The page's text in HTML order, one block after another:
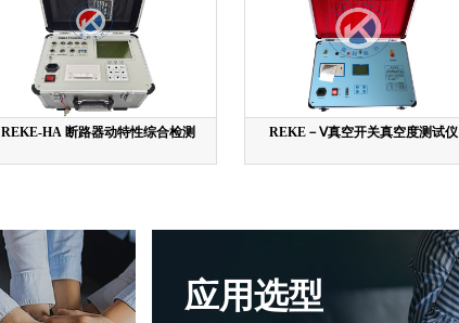
REKE-HA 断路器动特性综合检测 REKE－Ⅴ真空开关真空度测试仪
应用选型